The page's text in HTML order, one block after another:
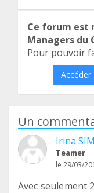
Ce forum est
Managers du
Pour pouvoir
Accéder
Un
Irina
Teamer
le 29/03/
Avec seulement